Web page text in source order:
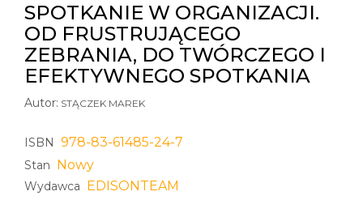
SPOTKANIE W ORGANIZACJI.
OD FRUSTRUJĄCEGO
ZEBRANIA, DO TWÓRCZEGO I
EFEKTYWNEGO SPOTKANIA
Autor: STĄCZEK MAREK
ISBN 978-83-61485-24-7
Stan Nowy
Wydawca EDISONTEAM